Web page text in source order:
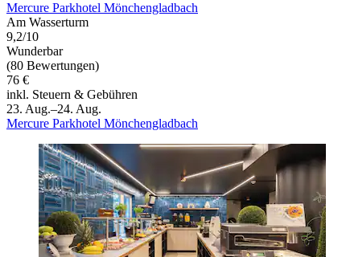
Mercure Parkhotel Mönchengladbach
Am Wasserturm
9,2/10
Wunderbar
(80 Bewertungen)
76 €
inkl. Steuern & Gebühren
23. Aug.–24. Aug.
Mercure Parkhotel Mönchengladbach